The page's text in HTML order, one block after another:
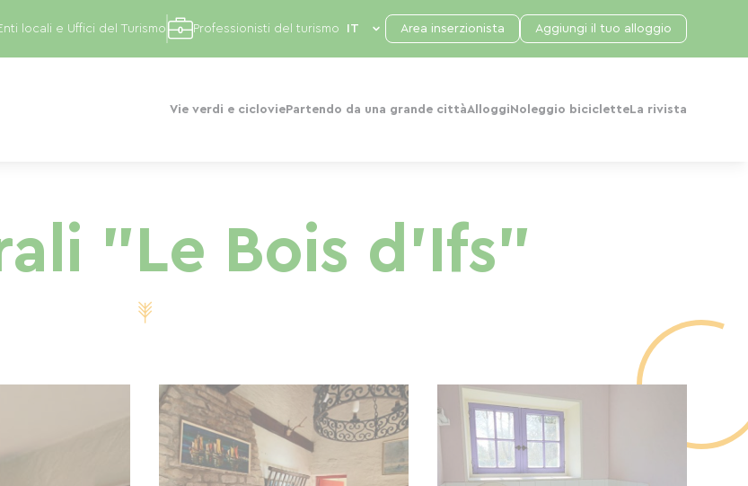
Vie verdi e ciclovie Partendo da una grande cittàAlloggi Noleggio biciclette La rivista
locali e Uffici del Turismo Professionisti del turismo Area inserzionista Aggiungi il tuo alloggio
"Le Bois d'Ifs"